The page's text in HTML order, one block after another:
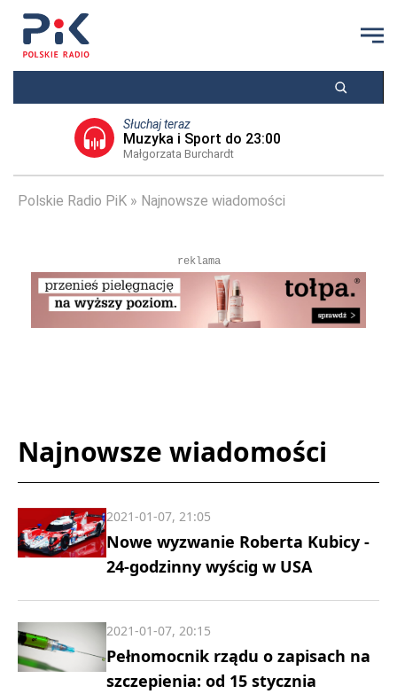
Słuchaj teraz
Muzyka i Sport do 23:00
Małgorzata Burchardt
Polskie Radio PiK Najnowsze wiadomości
reklama
Najnowsze wiadomości
Nowe wyzwanie Roberta Kubicy -
24-godzinny wyścig w USA
2021-01-07, 21:05
Pełnomocnik rządu o zapisach na
szczepienia: od 15 stycznia
2021-01-07, 20:15